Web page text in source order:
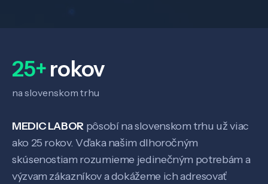
25+rokov
na slovenskom trhu
MEDIC LABOR pôsobí na slovenskom trhu už viac
ako 25 rokov. Vďaka našim dlhoročným
skúsenostiam rozumieme jedinečným potrebám a
výzvam zákazníkov a dokážeme ich adresovať